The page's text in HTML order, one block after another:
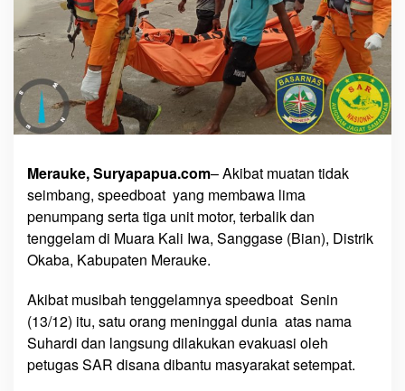
l
a
m
d
i
M
r
a
K
a
l
I
w
a
-
Merauke, Suryapapua.com– Akibat muatan tidak
seimbang, speedboat yang membawa lima
penumpang serta tiga unit motor, terbalik dan
tenggelam di Muara Kali Iwa, Sanggase (Bian), Distrik
Okaba, Kabupaten Merauke.
Akibat musibah tenggelamnya speedboat Senin
(13/12) itu, satu orang meninggal dunia atas nama
Suhardi dan langsung dilakukan evakuasi oleh
petugas SAR disana dibantu masyarakat setempat.